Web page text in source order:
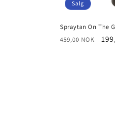
Salg
Spraytan On The
Vanlig
459,00 NOK